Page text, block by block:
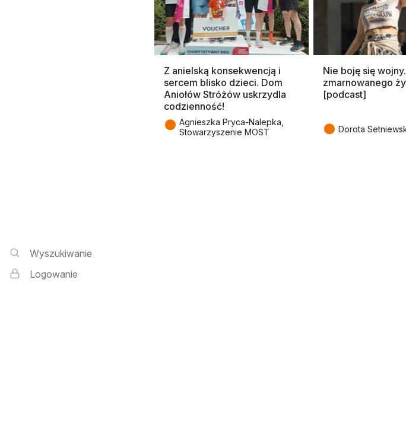
Wyszukiwarka i logowanie
Wyszukiwanie
Logowanie
Z anielską konsekwencją i
sercem blisko dzieci. Dom
Aniołów Stróżów uskrzydla
codzienność!
● Agnieszka Pryca-Nalepka,
Stowarzyszenie MOST
Nie boję się
zmarnowanego
[podcast]
● Dorota